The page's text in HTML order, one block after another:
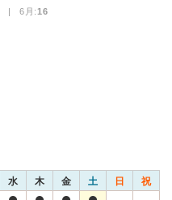
| 6月:16
水 木 金 土 日 祝